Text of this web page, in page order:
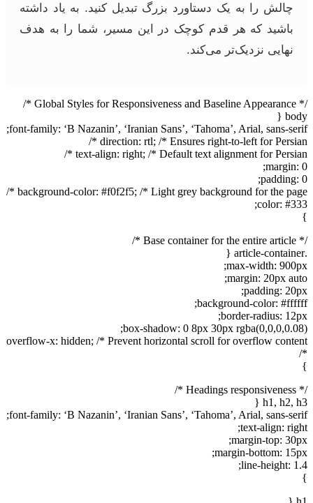
چالش را به یک دستاورد بزرگ تبدیل کنید. به یاد داشته
باشید که هر قدم کوچک در این مسیر، شما را به هدف
نهایی نزدیک‌تر می‌کند.
/* Global Styles for Responsiveness and Baseline Appearance */
body {
font-family: ‘B Nazanin’, ‘Iranian Sans’, ‘Tahoma’, Arial, sans-serif;
direction: rtl; /* Ensures right-to-left for Persian */
text-align: right; /* Default text alignment for Persian */
margin: 0;
padding: 0;
background-color: #f0f2f5; /* Light grey background for the page */
color: #333;
}
/* Base container for the entire article */
.article-container {
max-width: 900px;
margin: 20px auto;
padding: 20px;
background-color: #ffffff;
border-radius: 12px;
box-shadow: 0 8px 30px rgba(0,0,0,0.08);
overflow-x: hidden; /* Prevent horizontal scroll for overflow content
*/
}
/* Headings responsiveness */
h1, h2, h3 {
font-family: ‘B Nazanin’, ‘Iranian Sans’, ‘Tahoma’, Arial, sans-serif;
text-align: right;
margin-top: 30px;
margin-bottom: 15px;
line-height: 1.4;
}